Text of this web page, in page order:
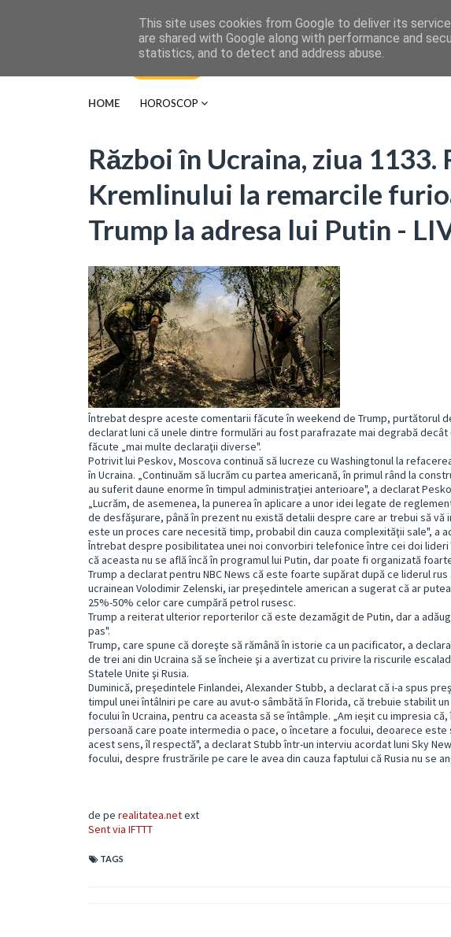
HOME HOROSCOP
Război în Ucraina, ziua 1133.
Kremlinului la remarcile
Trump la adresa lui Putin -
Întrebat despre aceste comentarii făcute în weekend de Trump, purtătorul
declarat luni că unele dintre formulări au fost parafrazate mai degrabă
făcute „mai multe declaraţii diverse".
Potrivit lui Peskov, Moscova continuă să lucreze cu Washingtonul la
în Ucraina. „Continuăm să lucrăm cu partea americană, în primul rând la
au suferit daune enorme în timpul administraţiei anterioare", a declarat
„Lucrăm, de asemenea, la punerea în aplicare a unor idei legate de
de desfăşurare, până în prezent nu există detalii despre care ar trebui să vă
este un proces care necesită timp, probabil din cauza complexităţii sale", a
Întrebat despre posibilitatea unei noi convorbiri telefonice între cei doi lideri
că aceasta nu se află încă în programul lui Putin, dar poate fi organizată
Trump a declarat pentru NBC News că este foarte supărat după ce liderul
ucrainean Volodimir Zelenski, iar preşedintele american a sugerat că ar
25%-50% celor care cumpără petrol rusesc.
Trump a reiterat ulterior reporterilor că este dezamăgit de Putin, dar a
pas".
Trump, care spune că doreşte să rămână în istorie ca un pacificator, a
de trei ani din Ucraina să se încheie şi a avertizat cu privire la riscurile
Statele Unite şi Rusia.
Duminică, preşedintele Finlandei, Alexander Stubb, a declarat că i-a spus
timpul unei întâlniri pe care au avut-o sâmbătă în Florida, că trebuie stabilit
focului în Ucraina, pentru ca aceasta să se întâmple. „Am ieşit cu impresia
persoană care poate intermedia o pace, o încetare a focului, deoarece este
acest sens, îl respectă", a declarat Stubb într-un interviu acordat luni Sky
focului, despre frustrările pe care le avea din cauza faptului că Rusia nu se
de pe realitatea.netext
Sent via IFTTT
TAGS
This site uses cookies from Google to deliver its
are shared with Google along with performance and
statistics, and to detect and address abuse.